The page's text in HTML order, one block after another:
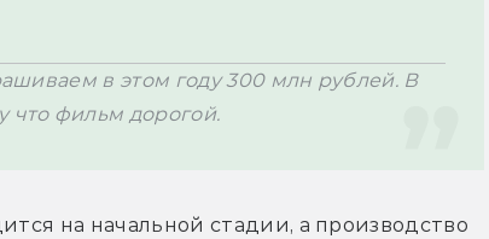
в этом году 300 млн рублей. В
что фильм дорогой.
на начальной стадии, а производство